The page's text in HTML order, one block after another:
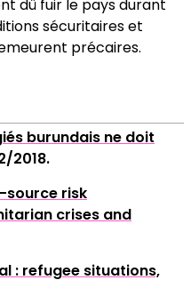
dû fuir le pays durant
sécuritaires et
précaires.
burundais ne doit
2018.
source risk
crises and
: refugee situations,